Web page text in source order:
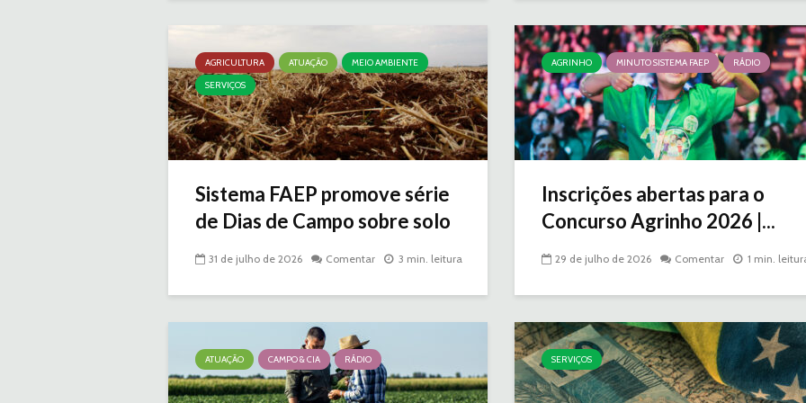
AGRICULTURA ATUAÇÃO
MEIO AMBIENTE
SERVIÇOS
Sistema FAEP promove série
de Dias de Campo sobre solo
31 de julho de 2026 Comentar 3 min. leitura
AGRINHO MINUTO SISTEMA FAEP RÁDIO
Inscrições abertas para o
Concurso Agrinho 2026 |...
29 de julho de 2026 Comentar 1 min.
ATUAÇÃO CAMPO & CIA RÁDIO SERVIÇOS